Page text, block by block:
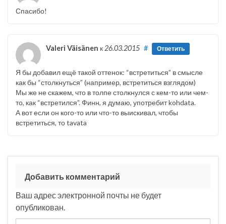
Спасибо!
Valeri Väisänen к 26.03.2015 # Ответить
Я бы добавил ещё такой оттенок: “встретиться” в смысле
как бы “столкнуться” (например, встретиться взглядом)
Мы же не скажем, что в толпе столкнулся с кем-то или чем-
то, как “встретился”. Финн, я думаю, употребит kohdata.
А вот если он кого-то или что-то выискивал, чтобы
встретиться, то tavata
Добавить комментарий
Ваш адрес электронной почты не будет
опубликован.